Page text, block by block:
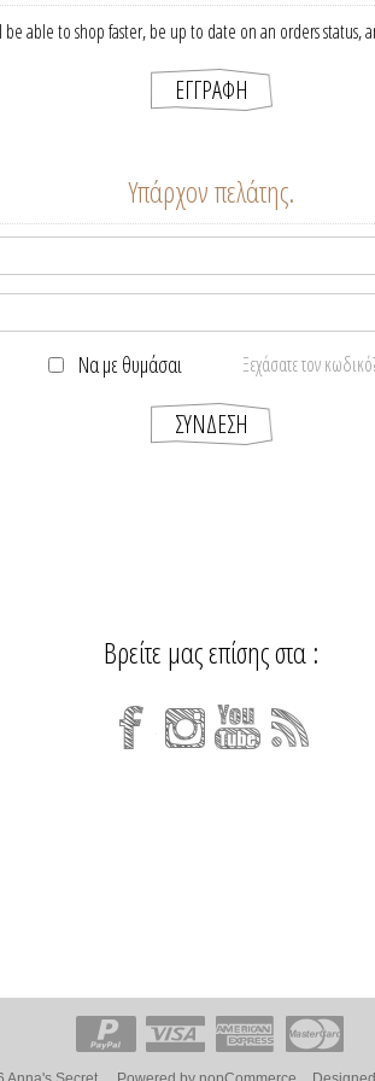
able to shop faster, be up to date on an orders status,
Υπάρχον πελάτης.
Να με θυμάσαι
Ξεχάσατε τον
Βρείτε μας επίσης στα :